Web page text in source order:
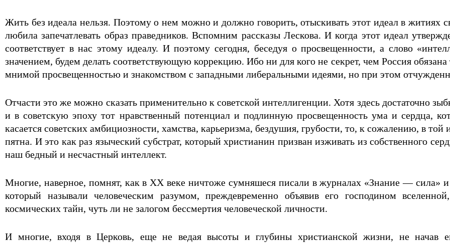
Жить без идеала нельзя. Поэтому о нем можно и должно говорить, отыскивать этот идеал в житиях
любила запечатлевать образ праведников. Вспомним рассказы Лескова. И когда этот идеал
соответствует в нас этому идеалу. И поэтому сегодня, беседуя о просвещенности, а слово
значением, будем делать соответствующую коррекцию. Ибо ни для кого не секрет, чем Россия
мнимой просвещенностью и знакомством с западными либеральными идеями, но при этом
Отчасти это же можно сказать применительно к советской интеллигенции. Хотя здесь достаточно
и в советскую эпоху тот нравственный потенциал и подлинную просвещенность ума и сердца,
касается советских амбициозности, хамства, карьеризма, бездушия, грубости, то, к сожалению, в
пятна. И это как раз языческий субстрат, который христианин призван изживать из собственного
наш бедный и несчастный интеллект.
Многие, наверное, помнят, как в XX веке ничтоже сумняшеся писали в журналах «Знание — сила» и
который называли человеческим разумом, преждевременно объявив его господином
космических тайн, чуть ли не залогом бессмертия человеческой личности.
И многие, входя в Церковь, еще не ведая высоты и глубины христианской жизни, не начав